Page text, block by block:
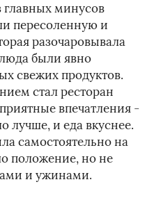
минусов
пересоленную и
разочаровывала
были явно
свежих продуктов.
стал ресторан
впечатления -
лучше, и еда вкуснее.
самостоятельно на
положение, но не
и ужинами.